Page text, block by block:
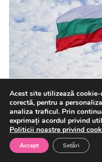
Şefa diplomaţiei bulgare
pe ambasadoare
prăbuşirii unei […]
8 august 2026 International
Acest site utilizează
corectă, pentru a
analiza traficul. Prin
exprimați acordul privind
Politicii noastre privind
Accept Setări